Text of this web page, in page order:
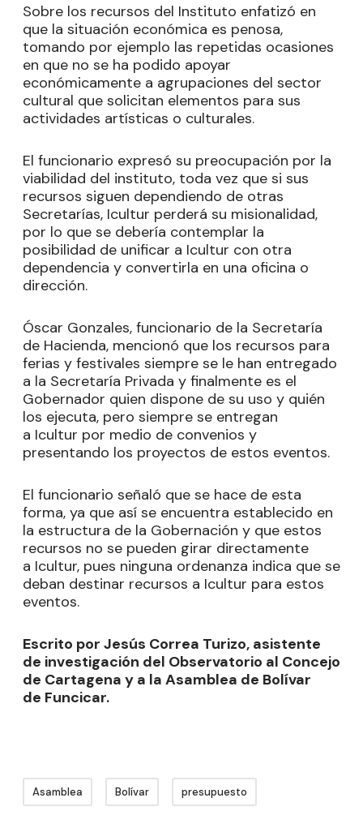
Sobre los recursos del Instituto enfatizó en
que la situación económica es penosa,
tomando por ejemplo las repetidas ocasiones
en que no se ha podido apoyar
económicamente a agrupaciones del sector
cultural que solicitan elementos para sus
actividades artísticas o culturales.
El funcionario expresó su preocupación por la
viabilidad del instituto, toda vez que si sus
recursos siguen dependiendo de otras
Secretarías, Icultur perderá su misionalidad,
por lo que se debería contemplar la
posibilidad de unificar a Icultur con otra
dependencia y convertirla en una oficina o
dirección.
Óscar Gonzales, funcionario de la Secretaría
de Hacienda, mencionó que los recursos para
ferias y festivales siempre se le han entregado
a la Secretaría Privada y finalmente es el
Gobernador quien dispone de su uso y quién
los ejecuta, pero siempre se entregan
a Icultur por medio de convenios y
presentando los proyectos de estos eventos.
El funcionario señaló que se hace de esta
forma, ya que así se encuentra establecido en
la estructura de la Gobernación y que estos
recursos no se pueden girar directamente
a Icultur, pues ninguna ordenanza indica que se
deban destinar recursos a Icultur para estos
eventos.
Escrito por Jesús Correa Turizo, asistente
de investigación del Observatorio al Concejo
de Cartagena y a la Asamblea de Bolívar
de Funcicar.
Asamblea Bolívar presupuesto